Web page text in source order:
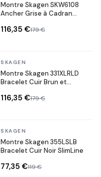
Montre Skagen SKW6108
Ancher Grise à Cadran
116,35 €179 €
En stock
SKAGEN
Montre Skagen 331XLRLD
Bracelet Cuir Brun et
116,35 €179 €
En stock
SKAGEN
Montre Skagen 355LSLB
Bracelet Cuir Noir SlimLine
77,35 €119 €